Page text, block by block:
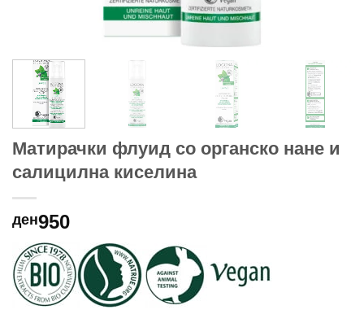
Матирачки флуид со органско нане и
салицилна киселина
ден950